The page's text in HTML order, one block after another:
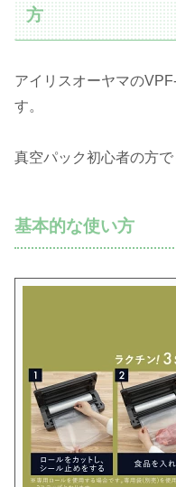
方
アイリスオーヤマの
す。
真空パック初心者の方
基本的な使い方